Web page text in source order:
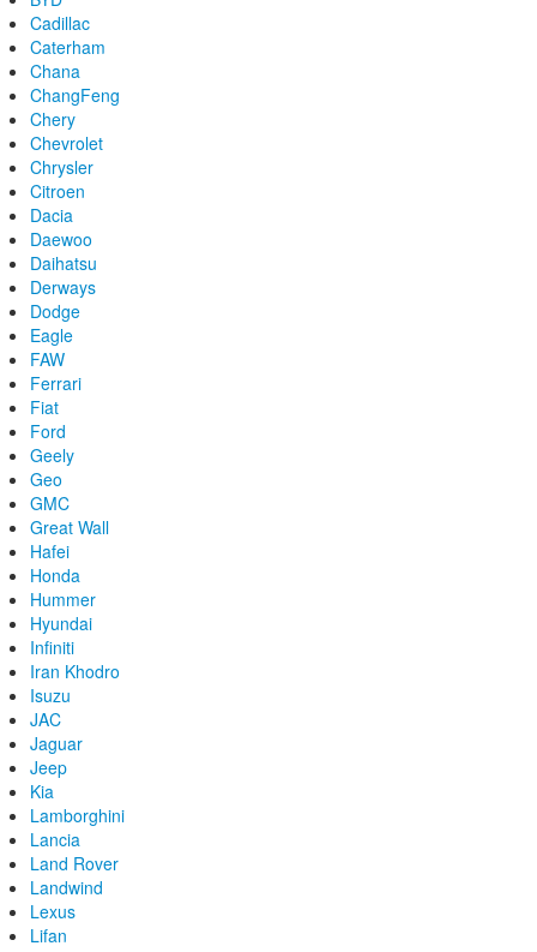
Cadillac
Caterham
Chana
ChangFeng
Chery
Chevrolet
Chrysler
Citroen
Dacia
Daewoo
Daihatsu
Derways
Dodge
Eagle
FAW
Ferrari
Fiat
Ford
Geely
Geo
GMC
Great Wall
Hafei
Honda
Hummer
Hyundai
Infiniti
Iran Khodro
Isuzu
JAC
Jaguar
Jeep
Kia
Lamborghini
Lancia
Land Rover
Landwind
Lexus
Lifan